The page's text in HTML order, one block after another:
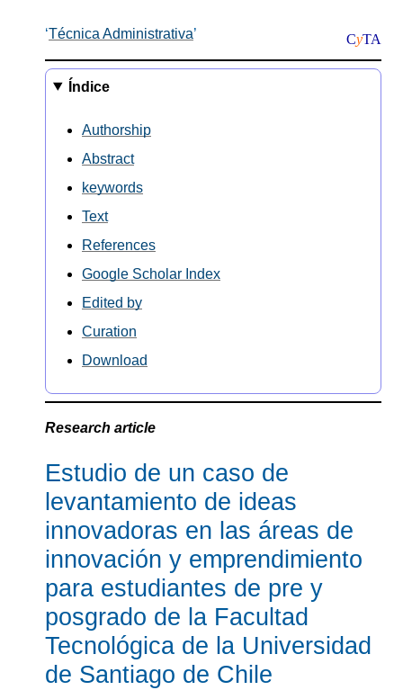
CyTA
Técnica Administrativa
Índice
Authorship
Abstract
keywords
Text
References
Google Scholar Index
Edited by
Curation
Download
Research article
Estudio de un caso de
levantamiento de ideas
innovadoras en las áreas de
innovación y emprendimiento
para estudiantes de pre y
posgrado de la Facultad
Tecnológica de la Universidad
de Santiago de Chile